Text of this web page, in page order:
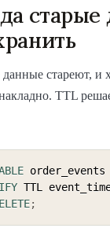
стареют, и
TTL
order_events
TTL
;